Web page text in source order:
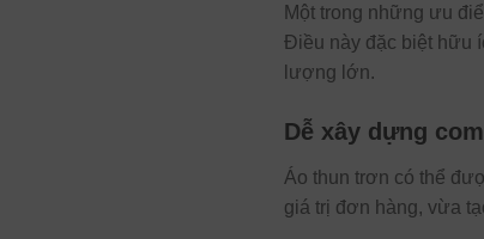
Một trong những ưu
Điều này đặc biệt hữu
lượng lớn.
Dễ xây dựng
Áo thun trơn có thể
giá trị đơn hàng, vừa